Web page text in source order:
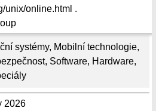
systémy, Mobilní technologie,
, Software, Hardware,
2026
unix/online.html .